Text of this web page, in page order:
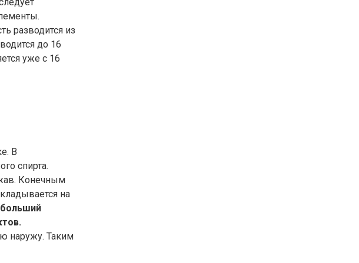
разводится из
до 16
уже с 16
В
спирта.
Конечным
на
наружу. Таким